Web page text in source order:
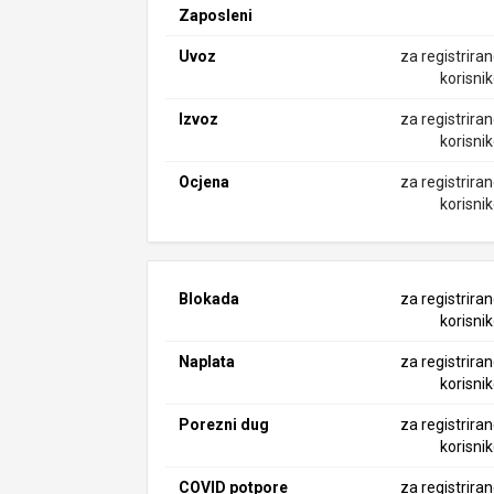
Zaposleni
Uvoz
za
Izvoz
za
Ocjena
za
Blokada
za
Naplata
za
Porezni dug
za
COVID potpore za